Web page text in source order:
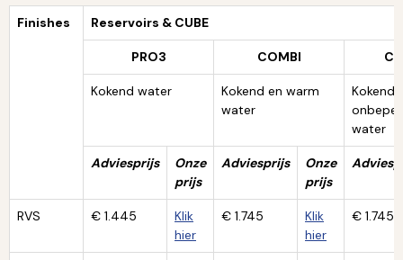
Finishes Reservoirs & CUBE
PRO3 COMBI
Kokend water
Kokend en warm
water
Kokend
water
Adviesprijs
Onze
prijs
Adviesprijs
Onze
prijs
RVS € 1.445
Klik
hier
€ 1.745
Klik
hier
€ 1.745